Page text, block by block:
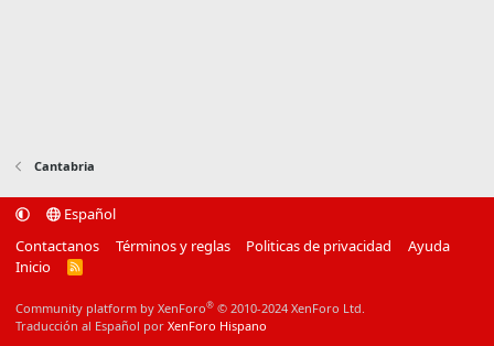
Cantabria
Español
Contactanos
Términos y reglas Politicas de privacidad
Ayuda
Inicio
R
Community platform by XenForo® © 2010-2024 XenForo Ltd.
Traducción al Español por XenForo Hispano